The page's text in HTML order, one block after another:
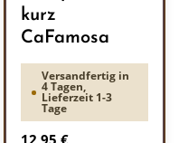
kurz
CaFamosa
Versandfertig in
4 Tagen,
Lieferzeit 1-3
Tage
Regulärer Preis:
12,95 €